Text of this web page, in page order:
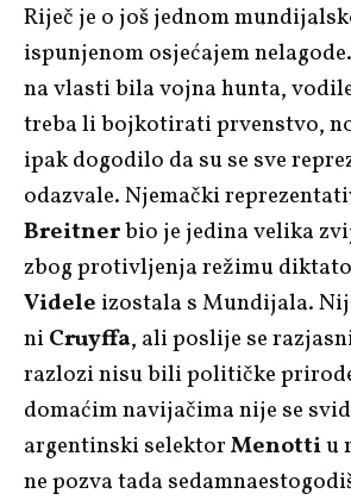
Riječ je o još jednom
ispunjenom osjećajem
na vlasti bila vojna hunta,
treba li bojkotirati prvenstvo,
ipak dogodilo da su se sve
odazvale. Njemački
Breitnerbio je jedina velika
zbog protivljenja režimu
Videle izostala s Mundijala.
niCruyffa, ali poslije se
razlozi nisu bili političke
domaćim navijačima nije se
argentinski selektorMenottiu
ne pozva tada